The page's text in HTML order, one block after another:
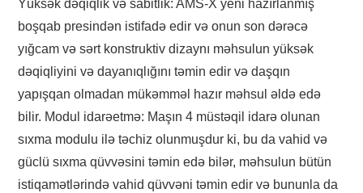
Yüksək dəqiqlik və sabitlik: AMS-X yeni hazırlanmış
boşqab presindən istifadə edir və onun son dərəcə
yığcam və sərt konstruktiv dizaynı məhsulun yüksək
dəqiqliyini və dayanıqlığını təmin edir və daşqın
yapışqan olmadan mükəmməl hazır məhsul əldə edə
bilir. Modul idarəetmə: Maşın 4 müstəqil idarə olunan
sıxma modulu ilə təchiz olunmuşdur ki, bu da vahid və
güclü sıxma qüvvəsini təmin edə bilər, məhsulun bütün
istiqamətlərində vahid qüvvəni təmin edir və bununla da